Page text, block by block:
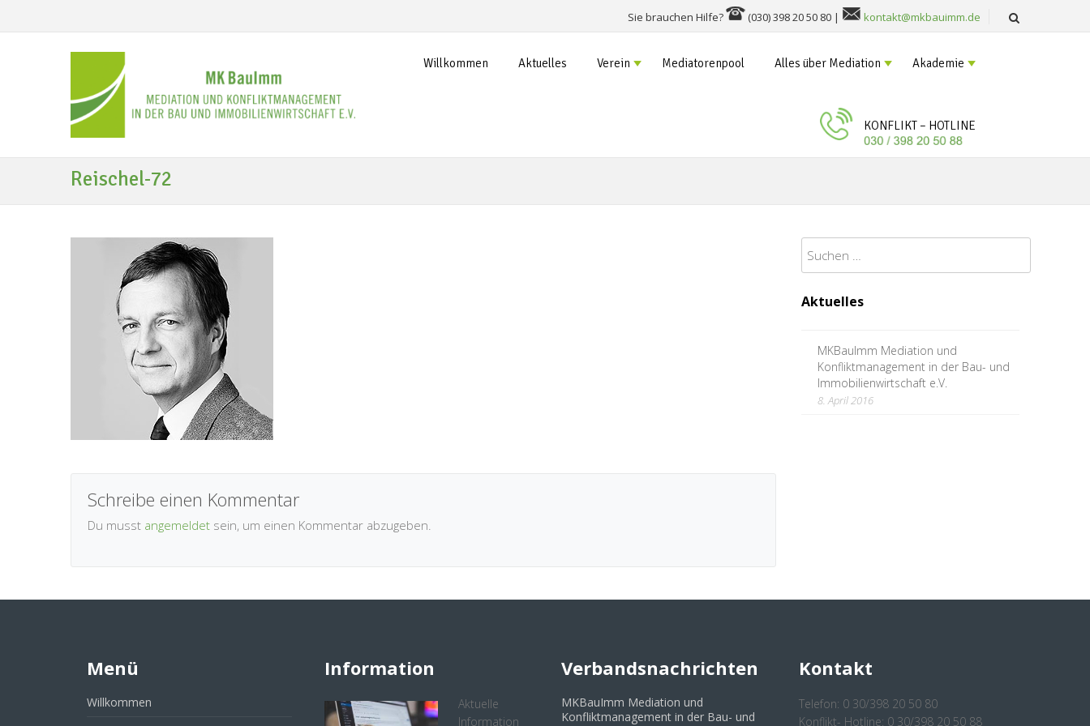
Sie brauchen Hilfe? (030) 398 20 50 80 | kontakt@mkbauimm.de
Willkommen Aktuelles Verein Mediatorenpool Alles über Mediation Akademie
KONFLIKT – HOTLINE
Reischel-72
Schreibe einen Kommentar
Du musst angemeldet sein, um einen Kommentar abzugeben.
Suchen
nach:
Aktuelles
MKBauImm Mediation und
Konfliktmanagement in der Bau- und
Immobilienwirtschaft e.V.
8. April 2016
Menü
Willkommen
Information
Aktuelle
Information
Verbandsnachrichten
MKBauImm Mediation und
Konfliktmanagement in der Bau- und
Kontakt
Telefon: 0 30/398 20 50 80
Konflikt- Hotline: 0 30/398 20 50 88